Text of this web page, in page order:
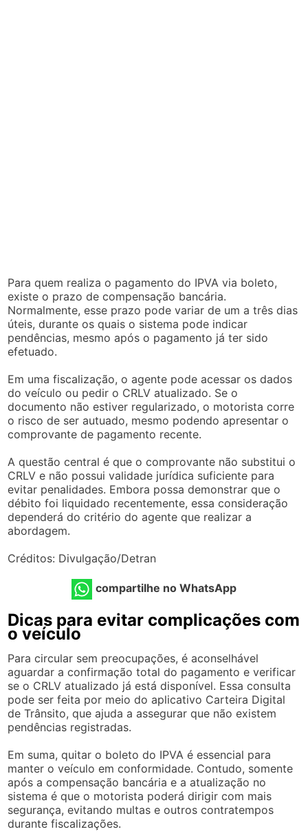
Para quem realiza o pagamento do IPVA via boleto,
existe o prazo de compensação bancária.
Normalmente, esse prazo pode variar de um a três dias
úteis, durante os quais o sistema pode indicar
pendências, mesmo após o pagamento já ter sido
efetuado.
Em uma fiscalização, o agente pode acessar os dados
do veículo ou pedir o CRLV atualizado. Se o
documento não estiver regularizado, o motorista corre
o risco de ser autuado, mesmo podendo apresentar o
comprovante de pagamento recente.
A questão central é que o comprovante não substitui o
CRLV e não possui validade jurídica suficiente para
evitar penalidades. Embora possa demonstrar que o
débito foi liquidado recentemente, essa consideração
dependerá do critério do agente que realizar a
abordagem.
Créditos: Divulgação/Detran
compartilhe no WhatsApp
Dicas para evitar complicações com
o veículo
Para circular sem preocupações, é aconselhável
aguardar a confirmação total do pagamento e verificar
se o CRLV atualizado já está disponível. Essa consulta
pode ser feita por meio do aplicativo Carteira Digital
de Trânsito, que ajuda a assegurar que não existem
pendências registradas.
Em suma, quitar o boleto do IPVA é essencial para
manter o veículo em conformidade. Contudo, somente
após a compensação bancária e a atualização no
sistema é que o motorista poderá dirigir com mais
segurança, evitando multas e outros contratempos
durante fiscalizações.